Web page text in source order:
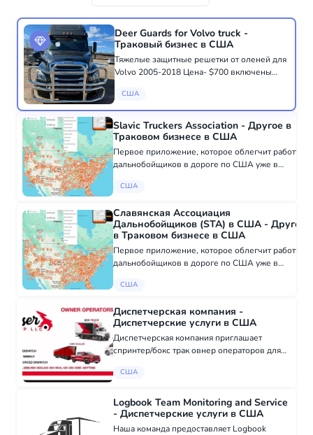
Deer Guards for Volvo truck -
Траковый бизнес в США
Тяжелые защитные решетки от оленей для
Volvo 2005-2018 Цена- $700 включены
качество, нержавеющая сталь. Находится в
West Chicago, IL Звоните по тел. 630-589-
2592...
США
Slavic Truckers Association - Другое в
Траковом бизнесе в США
Первое приложение, которое облегчит работу
дальнобойщиков в дороге по США уже в
apps.apple.com/us/app/stassociation/id1504920745
сервис...
США
Славянская Ассоциация
Дальнобойщиков (STA) в США - Другое
в Траковом бизнесе в США
Первое приложение, которое облегчит работу
дальнобойщиков в дороге по США уже в
apps.apple.com/us/app/stassociation/id1504920745
сервис...
США
Диспетчерская компания -
Диспетчерские услуги в США
Диспетчерская компания приглашает
спринтер/бокс трак овнер операторов для
hr@wisergroupllc.com Telegram:
Тел: 424384005...
США
Logbook Team Monitoring and Service
- Диспетчерские услуги в США
Наша команда предоставляет Logbook